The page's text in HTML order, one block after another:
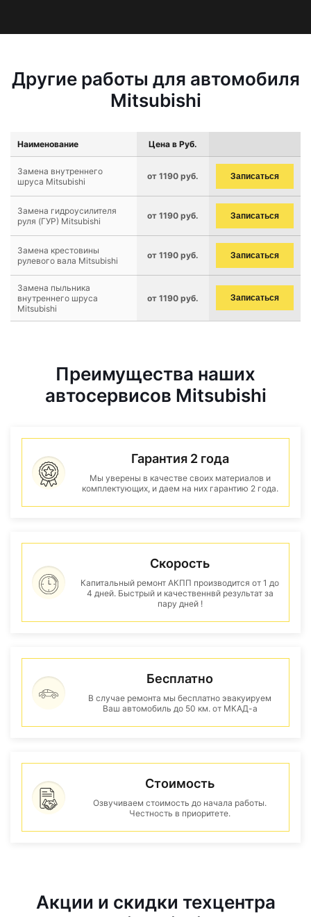
Другие работы для автомобиля
Mitsubishi
Наименование Цена в Руб.
Замена внутреннего
шруса Mitsubishi
от 1190 руб. Записаться
Замена гидроусилителя
руля (ГУР) Mitsubishi
от 1190 руб. Записаться
Замена крестовины
рулевого вала Mitsubishi
от 1190 руб. Записаться
Замена пыльника
внутреннего шруса
Mitsubishi
от 1190 руб. Записаться
Преимущества наших
автосервисов Mitsubishi
Гарантия 2 года
Мы уверены в качестве своих материалов и
комплектующих, и даем на них гарантию 2 года.
Скорость
Капитальный ремонт АКПП производится от 1 до
4 дней. Быстрый и качественнвй результат за
пару дней !
Бесплатно
В случае ремонта мы бесплатно эвакуируем
Ваш автомобиль до 50 км. от МКАД-а
Стоимость
Озвучиваем стоимость до начала работы.
Честность в приоритете.
Акции и скидки техцентра